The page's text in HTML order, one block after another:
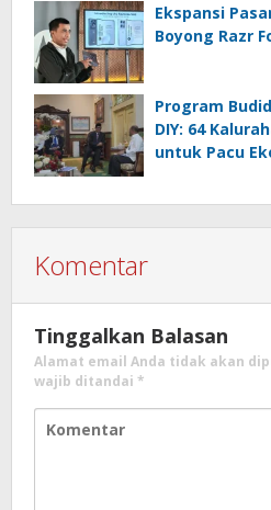
Ekspansi
Boyong Razr
Program
DIY: 64
untuk Pacu
Komentar
Tinggalkan Balasan
Alamat email Anda tidak akan
wajib ditandai *